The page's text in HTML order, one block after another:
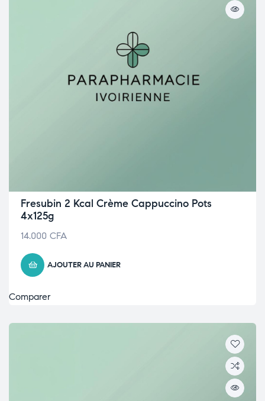
Fresubin 2 Kcal Crème Cappuccino Pots
4x125g
14.000 CFA
AJOUTER AU PANIER
Comparer